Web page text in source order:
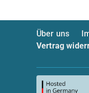
Über uns
Vertrag